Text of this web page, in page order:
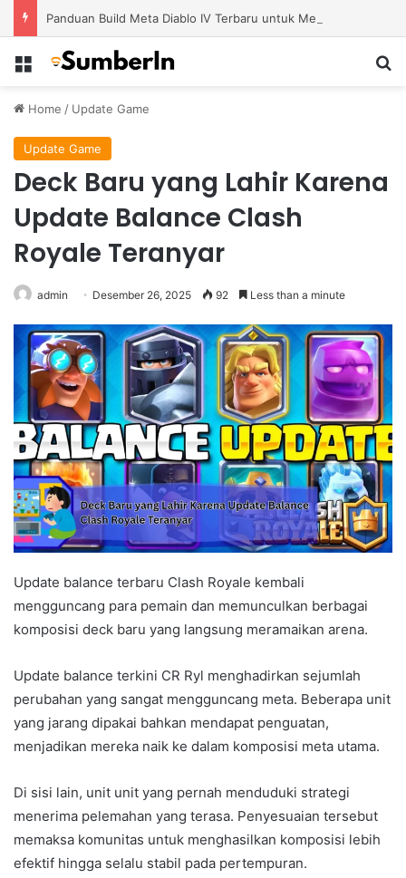
Menu
Home / Update Game
Update Game
Deck Baru yang Lahir Karena
Update Balance Clash
Royale Teranyar
admin Desember 26, 2025 92 Less than a minute
Update balance terbaru Clash Royale kembali
mengguncang para pemain dan memunculkan berbagai
komposisi deck baru yang langsung meramaikan arena.
Update balance terkini CR Ryl menghadirkan sejumlah
perubahan yang sangat mengguncang meta. Beberapa unit
yang jarang dipakai bahkan mendapat penguatan,
menjadikan mereka naik ke dalam komposisi meta utama.
Di sisi lain, unit unit yang pernah menduduki strategi
menerima pelemahan yang terasa. Penyesuaian tersebut
memaksa komunitas untuk menghasilkan komposisi lebih
efektif hingga selalu stabil pada pertempuran.